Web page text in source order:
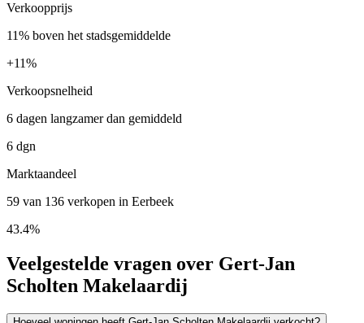
Verkoopprijs
11% boven het stadsgemiddelde
+11%
Verkoopsnelheid
6 dagen langzamer dan gemiddeld
6 dgn
Marktaandeel
59 van 136 verkopen in Eerbeek
43.4%
Veelgestelde vragen over Gert-Jan
Scholten Makelaardij